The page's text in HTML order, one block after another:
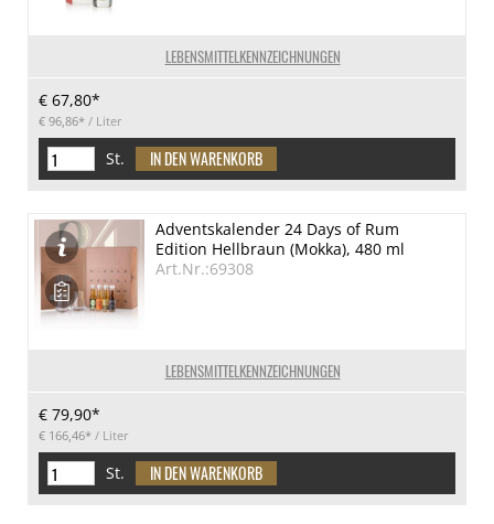
LEBENSMITTELKENNZEICHNUNGEN
€ 67,80*
€ 96,86* / Liter
St.
LEBENSMITTELKENNZEICHNUNGEN
Adventskalender 24 Days of Rum
Edition Hellbraun (Mokka), 480 ml
Art.Nr.:69308
€ 79,90*
€ 166,46* / Liter
St.